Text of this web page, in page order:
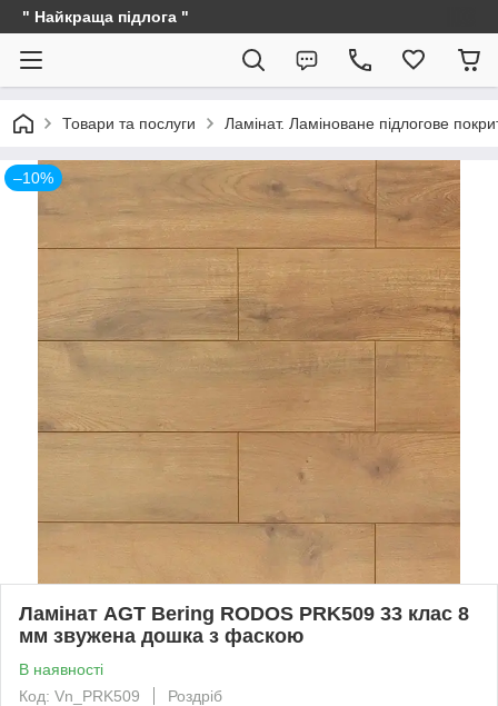
" Найкраща підлога "
Товари та послуги Ламінат. Ламіноване підлогове
–10%
Ламінат AGT Bering RODOS PRK509 33 клас 8
мм звужена дошка з фаскою
В наявності
Код: Vn_PRK509
Роздріб